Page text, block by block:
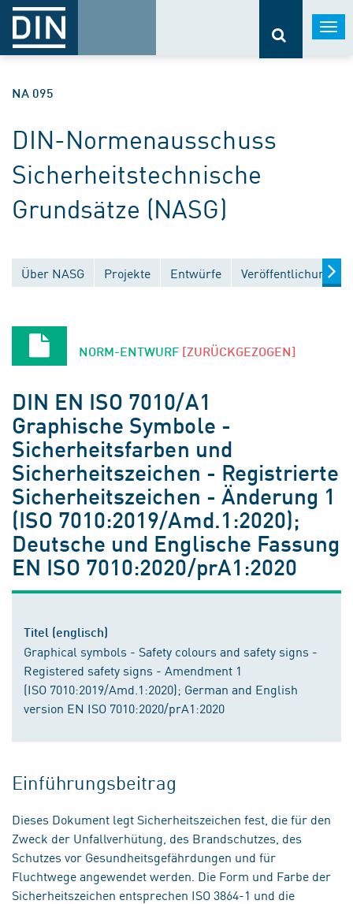
NA 095
DIN-Normenausschuss
Sicherheitstechnische
Grundsätze (NASG)
Über NASG Projekte Entwürfe Veröffentlichungen
NORM-ENTWURF [ZURÜCKGEZOGEN]
DIN EN ISO 7010/A1
Graphische Symbole -
Sicherheitsfarben und
Sicherheitszeichen - Registrierte
Sicherheitszeichen - Änderung 1
(ISO 7010:2019/Amd.1:2020);
Deutsche und Englische Fassung
EN ISO 7010:2020/prA1:2020
Titel (englisch)
Graphical symbols - Safety colours and safety signs -
Registered safety signs - Amendment 1
(ISO 7010:2019/Amd.1:2020); German and English
version EN ISO 7010:2020/prA1:2020
Einführungsbeitrag
Dieses Dokument legt Sicherheitszeichen fest, die für den
Zweck der Unfallverhütung, des Brandschutzes, des
Schutzes vor Gesundheitsgefährdungen und für
Fluchtwege angewendet werden. Die Form und Farbe der
Sicherheitszeichen entsprechen ISO 3864-1 und die